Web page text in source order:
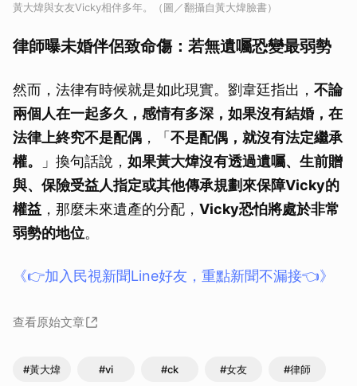
黃大煒與女友Vicky相伴多年。（圖／翻攝自黃大煒臉書）
律師曝未婚伴侶致命傷：若無遺囑恐變最弱勢
然而，法律有時候就是如此現實。劉韋廷指出， 不論
兩個人在一起多久，感情有多深，如果沒有結婚，在
法律上終究不是配偶 ，「 不是配偶，就沒有法定繼承
權。
」換句話說， 如果黃大煒沒有透過遺囑、生前贈
與、保險受益人指定或其他傳承規劃來保障Vicky的
權益 ，那麼未來遺產的分配， Vicky恐怕將處於非常
弱勢的地位。
《👉加入民視新聞Line好友，重點新聞不漏接👈》
查看原始文章
#黃大煒 #vi #ck #女友 #律師